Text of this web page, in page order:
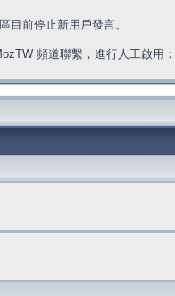
目前停止新用戶發言。
頻道聯繫，進行人工啟用